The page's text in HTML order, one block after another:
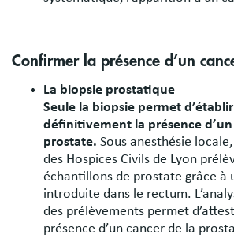
Confirmer la présence d’un
La biopsie prostatique
Seule la biopsie permet d’établir
définitivement la présence d’un
prostate. Sous anesthésie
des Hospices Civils de Lyon
échantillons de prostate grâce à
introduite dans le rectum.
des prélèvements permet
présence d’un cancer de la